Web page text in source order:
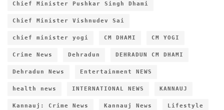
Chief Minister Pushkar Singh Dhami
Chief Minister Vishnudev Sai
chief minister yogi CM DHAMI CM YOGI
Crime News Dehradun DEHRADUN CM DHAMI
Dehradun News Entertainment NEWS
health news INTERNATIONAL NEWS KANNAUJ
Kannauj: Crime News Kannauj News Lifestyle